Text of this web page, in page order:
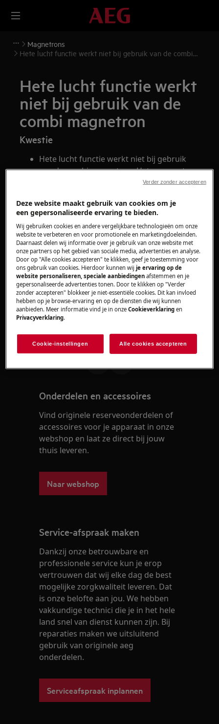
Magnetrons
Hete lucht functie werkt niet bij gebruik van de combi
Hete lucht functie werkt
niet bij gebruik van de
combi magnetron
Kwestie
Hete lucht functie werkt niet bij gebruik
van de combi magnetron. Het apparaat
Heeft betrekking op
Combi magnetron
Oplossing
Neem contact op met onze servicedienst
voor een afspraak.
Wanneer de bovenstaande suggesties het
probleem niet hebben opgelost, adviseren wij
Was dit artikel nuttig?
Onderdelen en accessoires
Vind originele reserveonderdelen of
accessoires voor je apparaat in onze
webshop en laat ze direct bij jouw
thuis leveren.
Naar webshop
Service-afspraak maken
Dankzij onze betrouwbare en
professionele service kun je erop
vertrouwen dat wij elke dag de best
mogelijke zorgkwaliteit leveren. Dat
is onze belofte aan jou. We hebben
vakkundige technici die je in het hele
land snel van dienst kunnen zijn. Bij
reparaties maken we uitsluitend
gebruik van originele aeg
onderdelen.
Serviceafspraak inplannen
Deze website maakt gebruik van cookies om je
een gepersonaliseerde ervaring te bieden.
Wij gebruiken cookies en andere vergelijkbare technologieën om onze
website te verbeteren en voor promotionele en marketingdoeleinden.
Daarnaast delen wij informatie over je gebruik van onze website met
onze partners op het gebied van sociale media, advertenties en analyse.
Door op "Alle cookies accepteren" te klikken, geef je toestemming voor
ons gebruik van cookies. Hierdoor kunnen wijje ervaring op de
website personaliseren, speciale aanbiedingen afstemmen en je
gepersonaliseerde advertenties tonen. Door te klikken op "Verder
zonder accepteren" blokkeer je niet-essentiële cookies. Dit kan invloed
hebben op je browse-ervaring en op de diensten die wij kunnen
aanbieden. Meer informatie vind je in onzeCookieverklaring en
Privacyverklaring.
Cookie-instellingen Alle cookies accepteren
Verder zonder accepteren